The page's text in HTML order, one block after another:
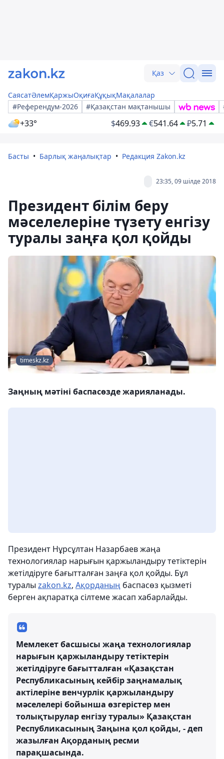
Қаз
СаясатӘлемҚаржыОқиғаҚұқықМақалалар
#Референдум-2026
#Қазақстан мақтанышы
+33° $469.93 €541.64 ₽5.71
Басты Барлық жаңалықтар Редакция Zakon.kz
23:35, 09 шілде 2018
Президент білім беру
мәселелеріне түзету енгізу
туралы заңға қол қойды
timeskz.kz
Заңның мәтіні баспасөзде жарияланады.
Президент Нұрсұлтан Назарбаев жаңа
технологиялар нарығын қаржыландыру тетіктерін
жетілдіруге бағытталған заңға қол қойды. Бұл
туралы zakon.kz, Ақорданың баспасөз қызметі
берген ақпаратқа сілтеме жасап хабарлайды.
Мемлекет басшысы жаңа технологиялар
нарығын қаржыландыру тетіктерін
жетілдіруге бағытталған «Қазақстан
Республикасының кейбір заңнамалық
актілеріне венчурлік қаржыландыру
мәселелері бойынша өзгерістер мен
толықтырулар енгізу туралы» Қазақстан
Республикасының Заңына қол қойды, - деп
жазылған Ақорданың ресми
парақшасында.